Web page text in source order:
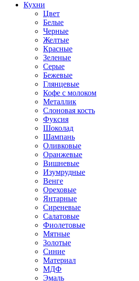
Кухни
Цвет
Белые
Черные
Желтые
Красные
Зеленые
Серые
Бежевые
Глянцевые
Кофе с молоком
Металлик
Слоновая кость
Фуксия
Шоколад
Шампань
Оливковые
Оранжевые
Вишневые
Изумрудные
Венге
Ореховые
Янтарные
Сиреневые
Салатовые
Фиолетовые
Мятные
Золотые
Синие
Материал
МДФ
Эмаль